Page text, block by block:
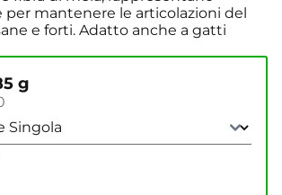
per mantenere le articolazioni del
e forti. Adatto anche a gatti
g